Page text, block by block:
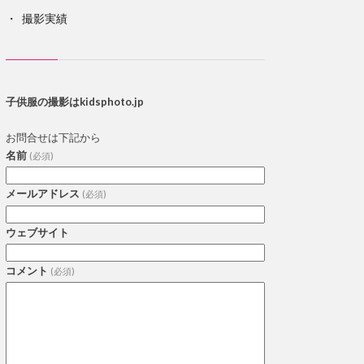
撮影実績
子供服の撮影はkidsphoto.jp
お問合せは下記から
名前 (必須)
メールアドレス (必須)
ウェブサイト
コメント (必須)